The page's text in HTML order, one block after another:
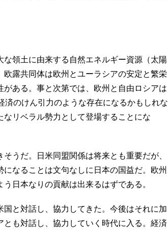
領土に由来する自然エネルギー資源（太陽
露共同体は欧州とユーラシアの安定と繁栄
ある。事と次第では、欧州と自由ロシアは
のけん引力のような存在になるかもしれな
リベラル勢力として登場することにな
うだ。日米同盟関係は将来とも重要だが、
なることは文句なしに日本の国益だ。欧州
日本なりの貢献は出来るはずである。
と対話し、協力してきた。今後はそれに加
も対話し、協力していく時代に入る。経済